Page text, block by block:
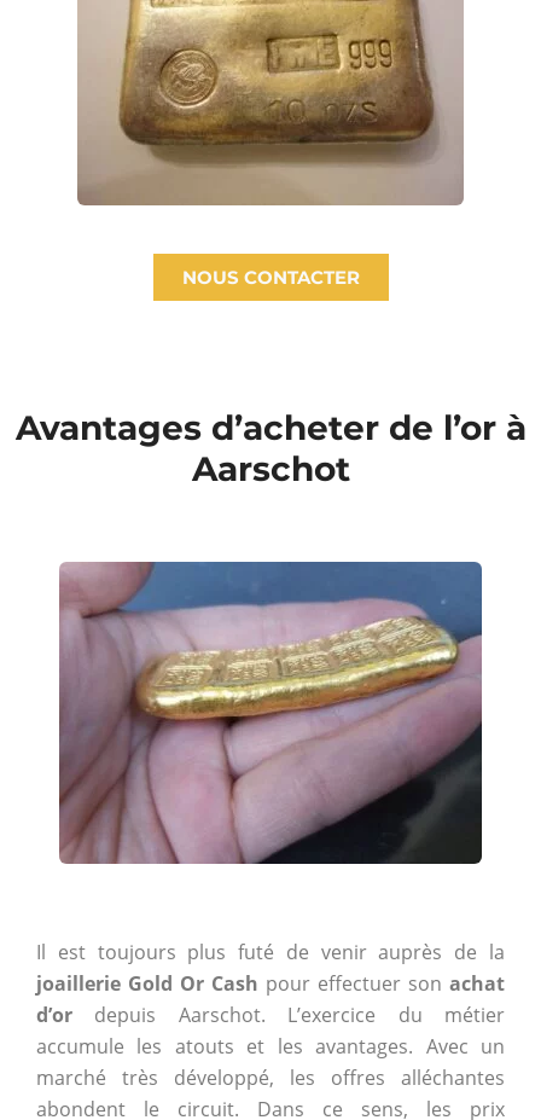
NOUS CONTACTER
Avantages d’acheter de l’or à
Aarschot
Il est toujours plus futé de venir auprès de la
joaillerie Gold Or Cash pour effectuer son achat
d’or depuis Aarschot. L’exercice du métier
accumule les atouts et les avantages. Avec un
marché très développé, les offres alléchantes
abondent le circuit. Dans ce sens, les prix